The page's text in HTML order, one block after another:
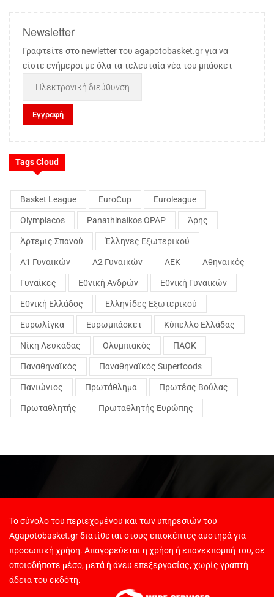
Newsletter
Γραφτείτε στο newletter του agapotobasket.gr για να
είστε ενήμεροι με όλα τα τελευταία νέα του μπάσκετ
Tags Cloud
Basket League EuroCup Euroleague
Olympiacos Panathinaikos OPAP Άρης
Άρτεμις Σπανού Έλληνες Εξωτερικού
Α1 Γυναικών Α2 Γυναικών ΑΕΚ Αθηναικός
Γυναίκες Εθνική Ανδρών Εθνική Γυναικών
Εθνική Ελλάδος Ελληνίδες Εξωτερικού
Ευρωλίγκα Ευρωμπάσκετ Κύπελλο Ελλάδας
Νίκη Λευκάδας Ολυμπιακός ΠΑΟΚ
Παναθηναϊκός Παναθηναϊκός Superfoods
Πανιώνιος Πρωτάθλημα Πρωτέας Βούλας
Πρωταθλητής Πρωταθλητής Ευρώπης
Το σύνολο του περιεχομένου και των υπηρεσιών του
Agapotobasket.gr διατίθεται στους επισκέπτες αυστηρά για
προσωπική χρήση. Απαγορεύεται η χρήση ή επανεκπομπή του, σε
οποιοδήποτε μέσο, μετά ή άνευ επεξεργασίας, χωρίς γραπτή
άδεια του εκδότη.